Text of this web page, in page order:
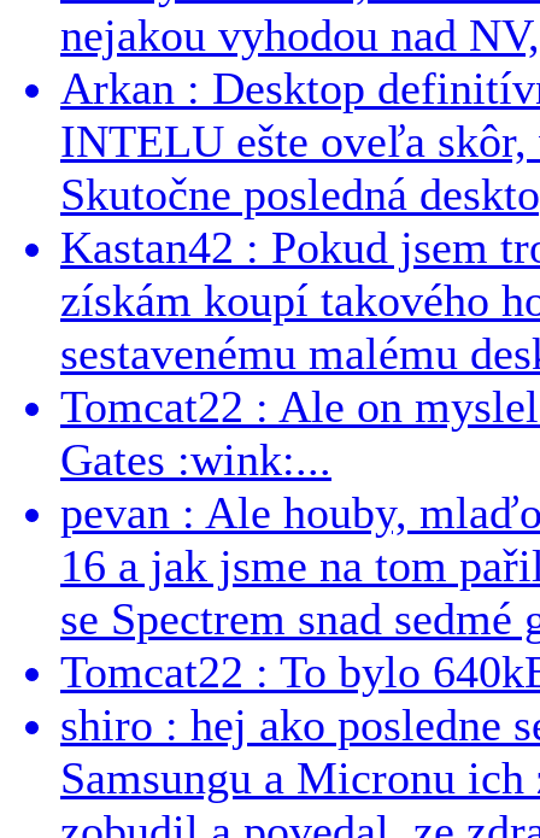
nejakou vyhodou nad
Arkan : Desktop
INTELU ešte oveľa
Skutočne posledná
Kastan42 : Pokud jsem
získám koupí takového
sestavenému malému
Tomcat22 : Ale on
Gates :wink:...
pevan : Ale houby,
16 a jak jsme na tom
se Spectrem snad sedmé
Tomcat22 : To bylo
shiro : hej ako posledne
Samsungu a Micronu